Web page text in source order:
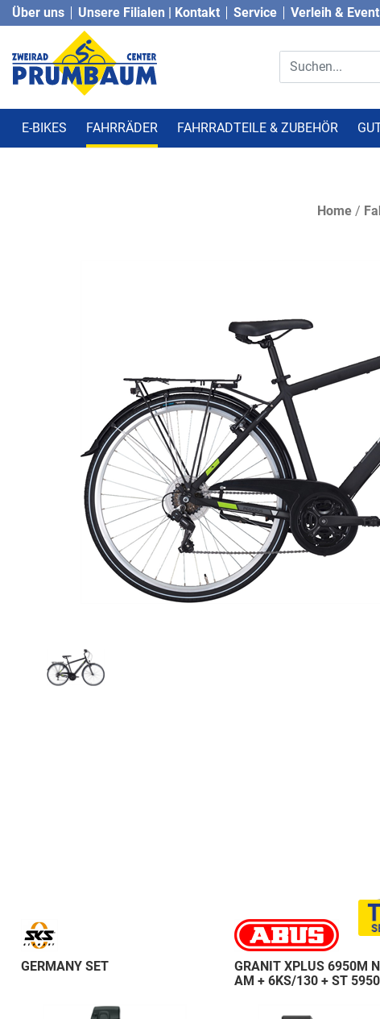
Über uns Unsere Filialen | Kontakt Service Verleih & Event
E-BIKES FAHRRÄDER FAHRRADTEILE & ZUBEHÖR
Home/
GERMANY SET
GRANIT XPLUS 6950M
AM + 6KS/130 + ST 5950